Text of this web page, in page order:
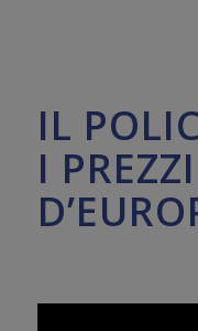
IL
I